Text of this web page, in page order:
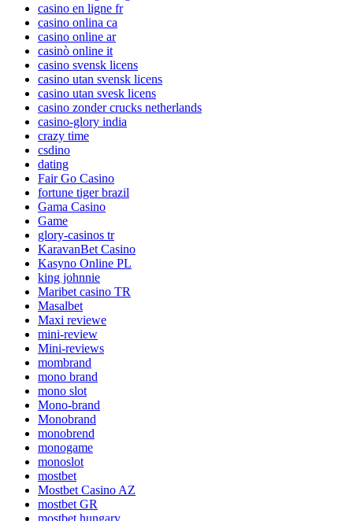
casino en ligne fr
casino onlina ca
casino online ar
casinò online it
casino svensk licens
casino utan svensk licens
casino utan svesk licens
casino zonder crucks netherlands
casino-glory india
crazy time
csdino
dating
Fair Go Casino
fortune tiger brazil
Gama Casino
Game
glory-casinos tr
KaravanBet Casino
Kasyno Online PL
king johnnie
Maribet casino TR
Masalbet
Maxi reviewe
mini-review
Mini-reviews
mombrand
mono brand
mono slot
Mono-brand
Monobrand
monobrend
monogame
monoslot
mostbet
Mostbet Casino AZ
mostbet GR
mostbet hungary